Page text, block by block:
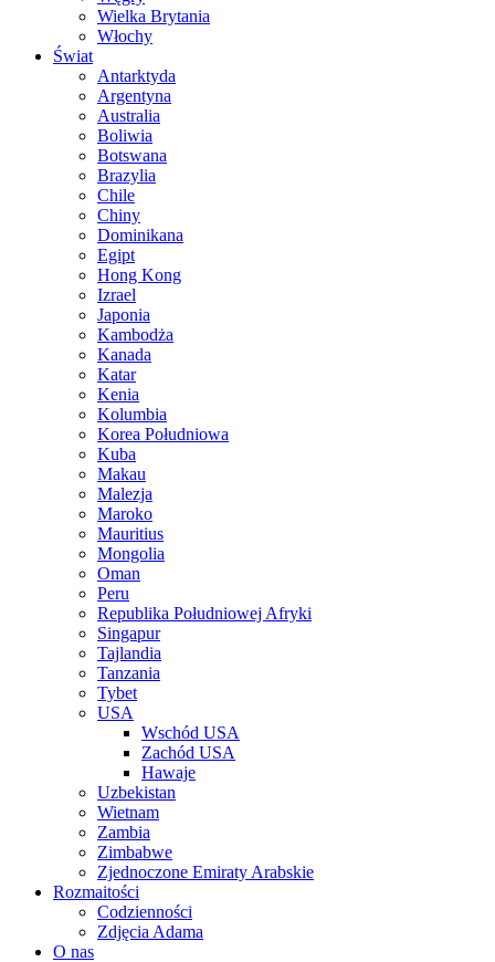
Wielka Brytania
Włochy
Świat
Antarktyda
Argentyna
Australia
Boliwia
Botswana
Brazylia
Chile
Chiny
Dominikana
Egipt
Hong Kong
Izrael
Japonia
Kambodża
Kanada
Katar
Kenia
Kolumbia
Korea Południowa
Kuba
Makau
Malezja
Maroko
Mauritius
Mongolia
Oman
Peru
Republika Południowej Afryki
Singapur
Tajlandia
Tanzania
Tybet
USA
Wschód USA
Zachód USA
Hawaje
Uzbekistan
Wietnam
Zambia
Zimbabwe
Zjednoczone Emiraty Arabskie
Rozmaitości
Codzienności
Zdjęcia Adama
O nas